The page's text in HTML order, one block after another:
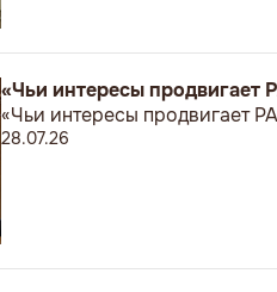
«Чьи интересы продвигает
«Чьи интересы продвигает
28.07.26